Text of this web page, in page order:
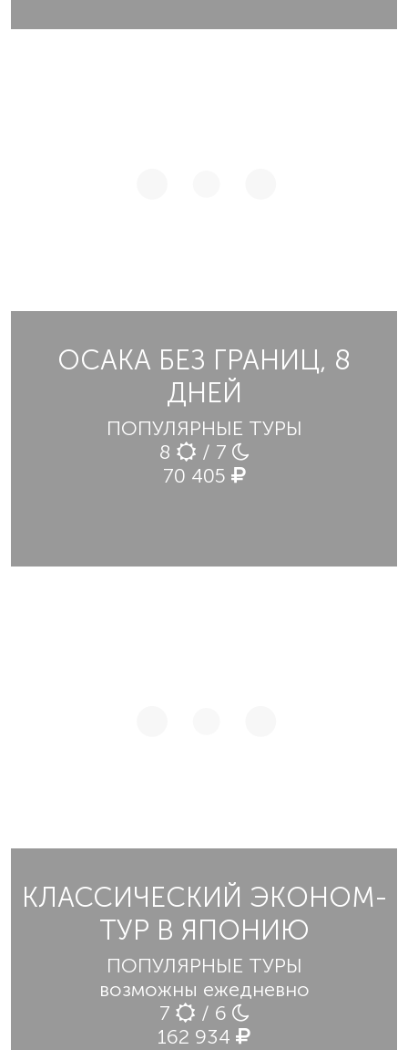
ОСАКА БЕЗ ГРАНИЦ, 8
ДНЕЙ
ПОПУЛЯРНЫЕ ТУРЫ
8
/ 7
70 405
КЛАССИЧЕСКИЙ ЭКОНОМ-
ТУР В ЯПОНИЮ
ПОПУЛЯРНЫЕ ТУРЫ
возможны ежедневно
7
/ 6
162 934